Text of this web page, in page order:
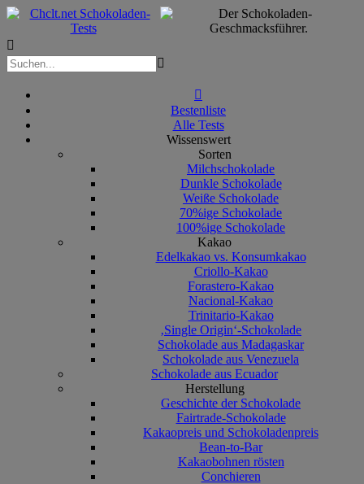



Bestenliste
Alle Tests
Wissenswert
Sorten
Milchschokolade
Dunkle Schokolade
Weiße Schokolade
70%ige Schokolade
100%ige Schokolade
Kakao
Edelkakao vs. Konsumkakao
Criollo-Kakao
Forastero-Kakao
Nacional-Kakao
Trinitario-Kakao
‚Single Origin‘-Schokolade
Schokolade aus Madagaskar
Schokolade aus Venezuela
Schokolade aus Ecuador
Herstellung
Geschichte der Schokolade
Fairtrade-Schokolade
Kakaopreis und Schokoladenpreis
Bean-to-Bar
Kakaobohnen rösten
Conchieren